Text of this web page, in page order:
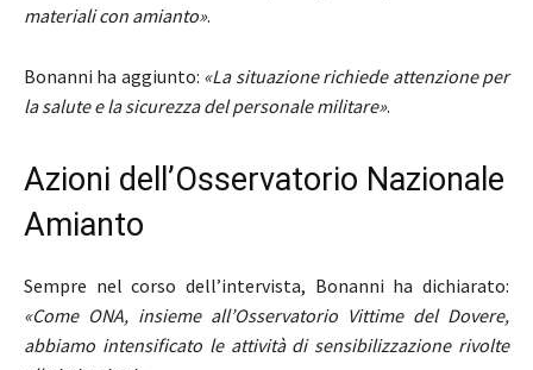
materiali con amianto».
Bonanni ha aggiunto: «La situazione richiede attenzione per
la salute e la sicurezza del personale militare».
Azioni dell’Osservatorio Nazionale
Amianto
Sempre nel corso dell’intervista, Bonanni ha dichiarato:
«Come ONA, insieme all’Osservatorio Vittime del Dovere,
abbiamo intensificato le attività di sensibilizzazione rivolte